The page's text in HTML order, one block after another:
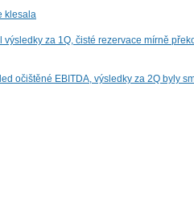
klesala
výsledky za 1Q, čisté rezervace mírně
očištěné EBITDA, výsledky za 2Q byly